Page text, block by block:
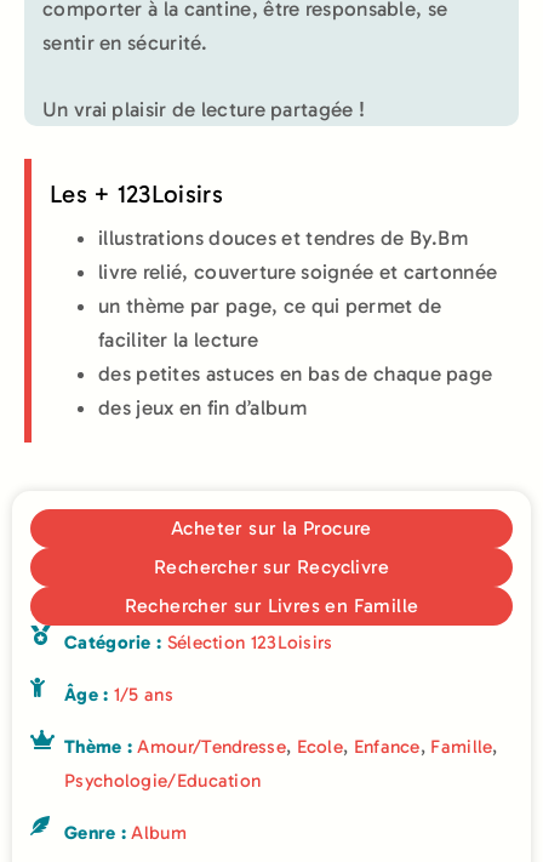
comporter à la cantine, être responsable, se
sentir en sécurité.
Un vrai plaisir de lecture partagée !
Les + 123Loisirs
illustrations douces et tendres de By.Bm
livre relié, couverture soignée et cartonnée
un thème par page, ce qui permet de
faciliter la lecture
des petites astuces en bas de chaque page
des jeux en fin d’album
Acheter sur la Procure
Rechercher sur Recyclivre
Rechercher sur Livres en Famille
Catégorie : Sélection 123Loisirs
Âge : 1/5 ans
Thème :Amour/Tendresse, Ecole, Enfance, Famille,
Psychologie/Education
Genre :Album